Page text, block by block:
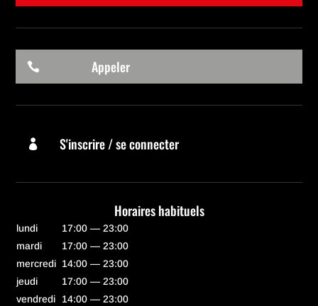
 Appeler
 S'inscrire / se connecter
Horaires habituels
lundi
17:00 — 23:00
mardi
17:00 — 23:00
mercredi 14:00 — 23:00
jeudi
17:00 — 23:00
vendredi
14:00 — 23:00